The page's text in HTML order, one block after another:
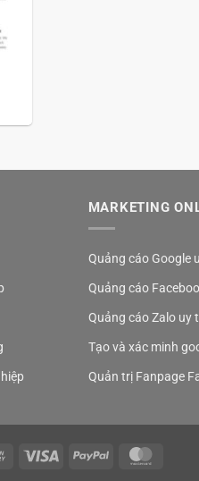
MARKETING
Quảng cáo Google
Quảng cáo
Quảng cáo Zalo uy
Tạo và xác minh
Quản trị Fanpage
Cash
Visa PayPal